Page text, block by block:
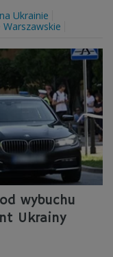
Ukrainie
wybuchu
Ukrainy